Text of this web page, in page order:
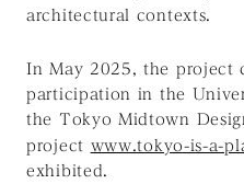
architectural contexts.
In May 2025, the project
participation in the
the Tokyo Midtown
project www.tokyo-is-a-
exhibited.